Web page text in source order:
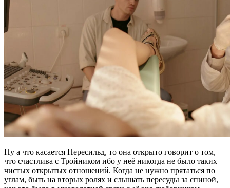
Ну а что касается Пересильд, то она открыто говорит о том,
что счастлива с Тройником ибо у неё никогда не было таких
чистых открытых отношений. Когда не нужно прятаться по
углам, быть на вторых ролях и слышать пересуды за спиной,